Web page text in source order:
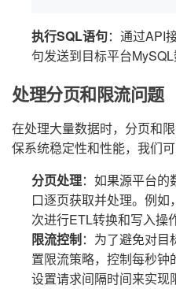
执行SQL语句：通过API
句发送到目标平台MySQL
处理分页和限流问题
在处理大量数据时，分页和
保系统稳定性和性能，我们可
分页处理：如果源平台
口逐页获取并处理。例
次进行ETL转换和写入操
限流控制：为了避免对
置限流策略，控制每秒
设置请求间隔时间来实现